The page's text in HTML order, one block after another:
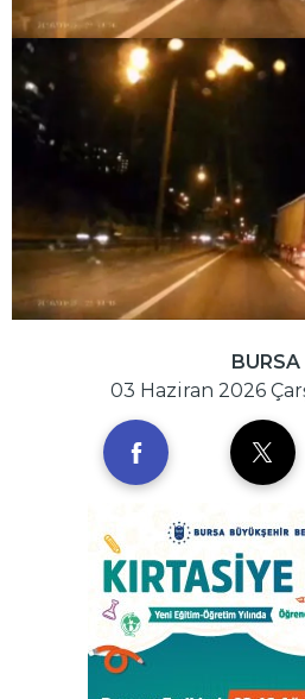
BURSA
03 Haziran 2026